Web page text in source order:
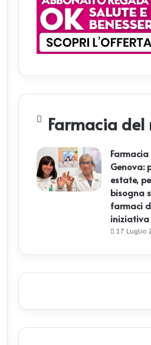
Farmacia del
Genova:
estate,
bisogna
farmaci
iniziativa
17 Luglio